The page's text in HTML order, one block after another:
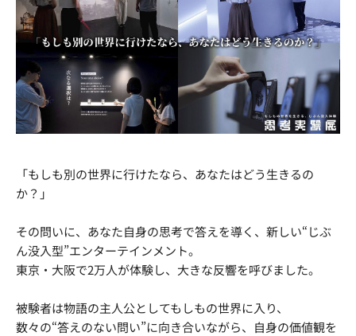
「もしも別の世界に行けたなら、あなたはどう生きるの
か？」
その問いに、あなた自身の思考で答えを導く、新しい“じぶ
ん没入型”エンターテインメント。
東京・大阪で2万人が体験し、大きな反響を呼びました。
被験者は物語の主人公としてもしもの世界に入り、
数々の“答えのない問い”に向き合いながら、自身の価値観を